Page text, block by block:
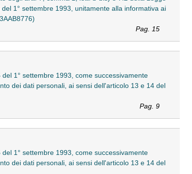
1° settembre 1993, unitamente alla informativa ai
Pag. 15
1° settembre 1993, come successivamente
dei dati personali, ai sensi dell'articolo 13 e 14 del
Pag. 9
1° settembre 1993, come successivamente
dei dati personali, ai sensi dell'articolo 13 e 14 del